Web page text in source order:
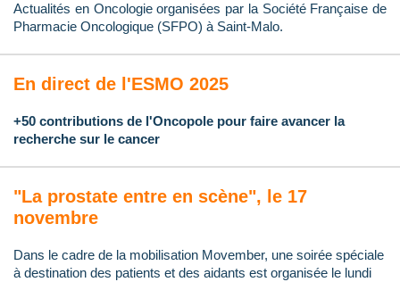
Actualités en Oncologie organisées par la Société Française de
Pharmacie Oncologique (SFPO) à Saint-Malo.
En direct de l'ESMO 2025
+50 contributions de l'Oncopole pour faire avancer la
recherche sur le cancer
"La prostate entre en scène", le 17
novembre
Dans le cadre de la mobilisation Movember, une soirée spéciale
à destination des patients et des aidants est organisée le lundi